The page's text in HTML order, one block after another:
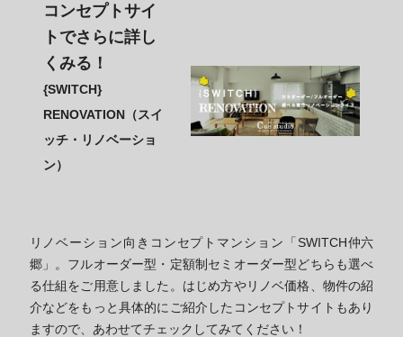
コンセプトサイ
トでさらに詳し
くみる！
{SWITCH}
RENOVATION（スイ
ッチ・リノベーショ
ン）
リノベーション向きコンセプトマンション「SWITCH仲六
郷」。フルオーダー型・定額制セミオーダー型どちらも選べ
る仕組をご用意しました。はじめ方やリノベ価格、物件の紹
介などをもっと具体的にご紹介したコンセプトサイトもあり
ますので、あわせてチェックしてみてください！